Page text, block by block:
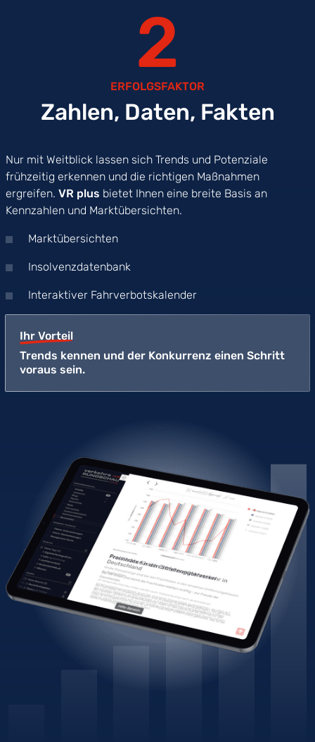
2
ERFOLGSFAKTOR
Zahlen, Daten, Fakten
Nur mit Weitblick lassen sich Trends und Potenziale
frühzeitig erkennen und die richtigen Maßnahmen
ergreifen. VR plus bietet Ihnen eine breite Basis an
Kennzahlen und Marktübersichten.
Marktübersichten
Insolvenzdatenbank
Interaktiver Fahrverbotskalender
Ihr Vorteil
Trends kennen und der Konkurrenz einen Schritt
voraus sein.